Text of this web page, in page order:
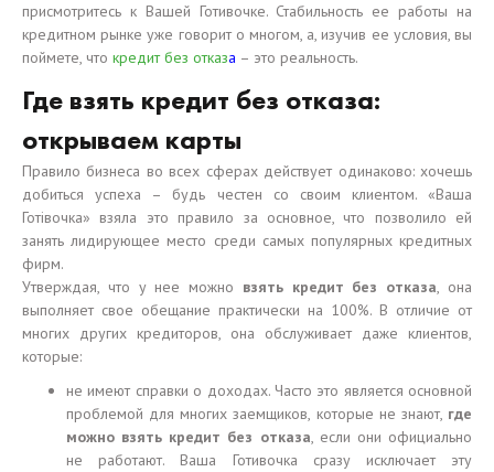
присмотритесь к Вашей Готивочке. Стабильность ее работы на
кредитном рынке уже говорит о многом, а, изучив ее условия, вы
поймете, что кредит без отказа – это реальность.
Где взять кредит без отказа:
открываем карты
Правило бизнеса во всех сферах действует одинаково: хочешь
добиться успеха – будь честен со своим клиентом. «Ваша
Готівочка» взяла это правило за основное, что позволило ей
занять лидирующее место среди самых популярных кредитных
фирм.
Утверждая, что у нее можно взять кредит без отказа, она
выполняет свое обещание практически на 100%. В отличие от
многих других кредиторов, она обслуживает даже клиентов,
которые:
не имеют справки о доходах. Часто это является основной
проблемой для многих заемщиков, которые не знают, где
можно взять кредит без отказа, если они официально
не работают. Ваша Готивочка сразу исключает эту